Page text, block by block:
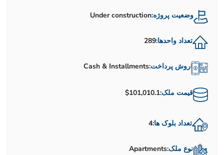
وضعیت پروژه:Under construction
تعداد واحدها:289
روش پرداخت:Cash & Installments
قیمت ملک:$101,010.1
تعداد بلوک ها:4
نوع ملک:Apartments